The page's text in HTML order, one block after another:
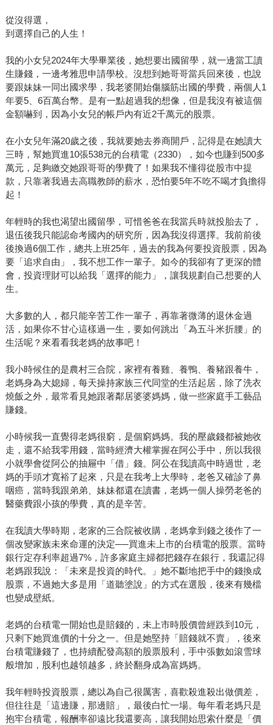
從沒得選，
到選擇自己的人生！
我的小女兒2024年大學畢業後，她想要出國留學，就一邊當工讀
生賺錢，一邊考雅思申請學校。沒想到她哥哥當兵回來後，也說
要跟妹妹一同出國求學，我老婆開始傷腦筋出國的學費，兩個人1
年要5、6百萬台幣。是有一點超過我的想像，但是我沒有被這個
金額嚇到，因為小女兒的帳戶內有近2千萬元的股票。
在小女兒年滿20歲之後，我就要她去券商開戶，記得是在她讀大
三時，幫她買進10張538元的台積電（2330），如今也賺到500多
萬元，足夠繳交她跟哥哥的學費了！如果我不懂得從股市中提
款，只靠著我過去高職教師的薪水，恐怕要5年不吃不喝才負擔得
起！
年輕時的我也渴望出國留學，可惜爸爸在我當兵時就投胎去了，
退伍後我只能認命考國內的研究所，因為我沒得選擇。我前前後
後換過6個工作，總共上班25年，過去的我為何要投資股票，因為
要「追求自由」，我不想工作一輩子。如今的我卻有了更深的體
會，投資理財可以給我「選擇的能力」，讓我規劃自己想要的人
生。
大多數的人，都只能辛苦工作一輩子，再靠著微薄的退休金過
活，如果你不甘心這樣過一生，要如何跳出「為五斗米折腰」的
生活呢？來看看我老媽的故事吧！
我小時候住的是農村三合院，家裡有養雞、養鴨、養豬跟養牛，
老媽身為大媳婦，每天操持家族三代同堂的生活起居，除了洗衣
燒飯之外，最常看見她跟著鄰居婆婆媽媽，做一些家庭手工藝品
賺錢。
小時候我一直覺得老媽很窮，是個窮媽媽。我的壓歲錢都被她收
走，還不給我零用錢，當時經濟大權掌握在阿公手中，所以我很
小就學會從阿公的抽屜中「借」錢。阿公在我讀高中時過世，老
媽的手頭才寬裕了起來，只是在我考上大學時，老爸又確診了鼻
咽癌，當時我跟弟弟、妹妹都還在讀書，老媽一個人操勞老爸的
醫藥費跟小孩的學費，真的是辛苦。
在我讀大學時期，老家的三合院被收購，老媽拿到錢之後作了一
個改變家族未來命運的決定──買進未上市的台積電的股票。當時
銀行定存利率超過7%，許多家庭主婦都把錢存在銀行，我還記得
老媽跟我說：「未來是投資的時代。」她不斷地把手中的錢換成
股票，不過她大多是用「道聽塗說」的方式在選股，後來有幾檔
也變成壁紙。
老媽的台積電一開始也是賠錢的，未上市時股價曾經跌到10元，
只剩下她買進價的十分之一。但是她堅持「賠錢就不賣」，後來
台積電賺錢了，也持續配發高額的股票股利，手中張數如滾雪球
般增加，股利也越領越多，終於翻身成為富媽媽。
我年輕時投資股票，總以為自己很厲害，喜歡殺進殺出做價差，
但往往是「這邊賺，那邊賠」，最後白忙一場。每年看老媽只是
抱牢台積電，報酬率卻遠比我還要高，讓我開始思索什麼是「價